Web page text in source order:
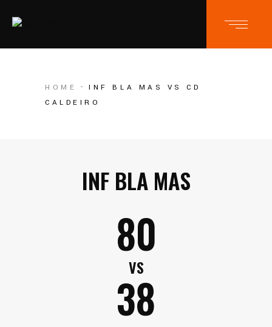
HOME
INF BLA MAS VS CD
CALDEIRO
INF BLA MAS
80
VS
38